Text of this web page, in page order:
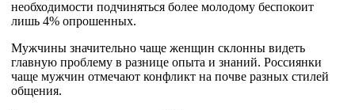
необходимости подчиняться более молодому беспокоит
лишь 4% опрошенных.
Мужчины значительно чаще женщин склонны видеть
главную проблему в разнице опыта и знаний. Россиянки
чаще мужчин отмечают конфликт на почве разных стилей
общения.